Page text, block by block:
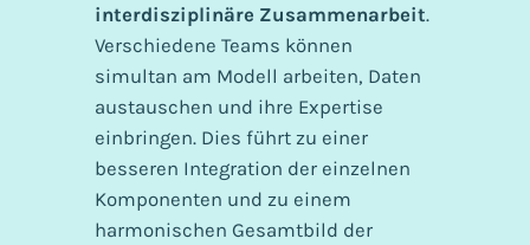
interdisziplinäre Zusammenarbeit.
Verschiedene Teams können
simultan am Modell arbeiten, Daten
austauschen und ihre Expertise
einbringen. Dies führt zu einer
besseren Integration der einzelnen
Komponenten und zu einem
harmonischen Gesamtbild der